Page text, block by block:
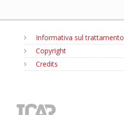
Informativa sul
Copyright
Credits